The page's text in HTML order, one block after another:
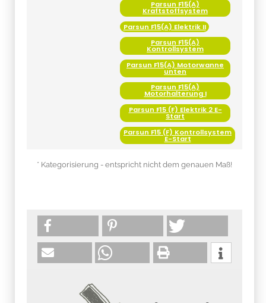
Parsun F15(A)
Kraftstoffsystem
Parsun F15(A) Elektrik II
Parsun F15(A)
Kontrollsystem
Parsun F15(A) Motorwanne
unten
Parsun F15(A)
Motorhalterung I
Parsun F15 (F) Elektrik 2 E-
Start
Parsun F15 (F) Kontrollsystem
E-Start
* Kategorisierung - entspricht nicht dem genauen Maß!